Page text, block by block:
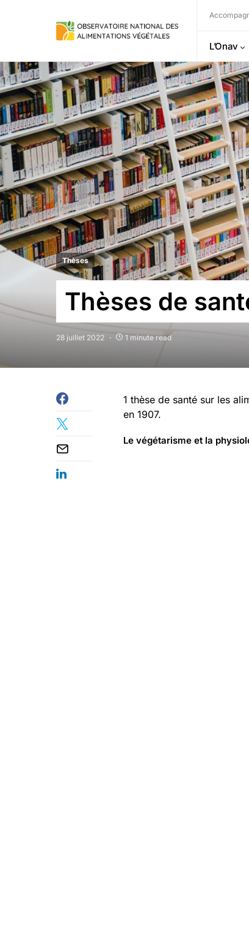
L’Onav
Thèses
Thèses de
28 juillet 2022 1 minute read
1 thèse de santé sur les
en 1907.
Le végétarisme et la